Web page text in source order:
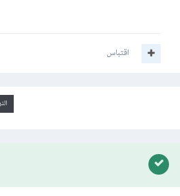
اقتباس